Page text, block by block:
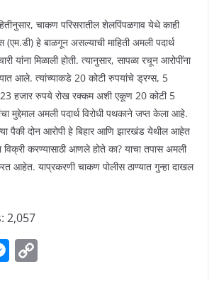
चाकण परिसरातील शेलपिंपळगाव येथे काही
हे बाळगून असल्याची माहिती अमली पदार्थ
यांना मिळाली होती. त्यानुसार, सापळा रचून आरोपींना
आले. त्यांच्याकडे 20 कोटी रुपयांचे ड्रग्स, 5
23 हजार रुपये रोख रक्कम अशी एकूण 20 कोटी 5
मुद्देमाल अमली पदार्थ विरोधी पथकाने जप्त केला आहे.
पैकी दोन आरोपी हे बिहार आणि झारखंड येथील आहेत
विक्री करण्यासाठी आणले होते का? याचा तपास अमली
आहेत. याप्रकरणी चाकण पोलीस ठाण्यात गुन्हा दाखल
2,057
M